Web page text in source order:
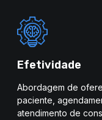
Efetividade
Abordagem de
paciente,
atendimento de